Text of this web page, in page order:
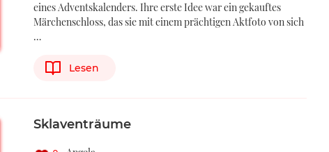
eines Adventskalenders. Ihre erste Idee war ein gekauftes
Märchenschloss, das sie mit einem prächtigen Aktfoto von sich
…
Lesen
Sklaventräume